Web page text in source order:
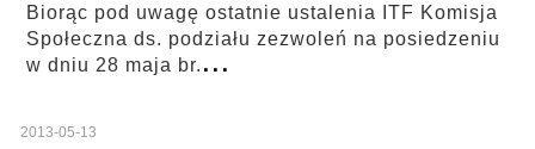
Biorąc pod uwagę ostatnie ustalenia ITF Komisja
Społeczna ds. podziału zezwoleń na posiedzeniu
w dniu 28 maja br. ...
2013-05-13